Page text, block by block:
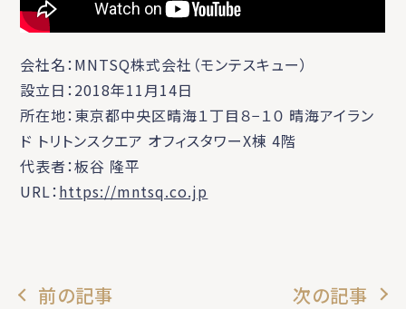
会社名：MNTSQ株式会社（モンテスキュー）
設立日：2018年11月14日
所在地：東京都中央区晴海１丁目８−１０ 晴海アイラン
ド トリトンスクエア オフィスタワーX棟 4階
代表者：板谷 隆平
URL： https://mntsq.co.jp
前の記事 次の記事